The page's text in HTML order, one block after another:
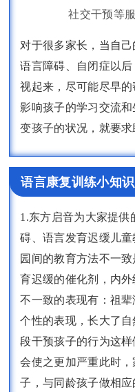
社交干预等
对于很多家长，当自己
语言障碍、自闭症以
视起来，尽可能尽早
影响孩子的学习交流
变孩子的状况，就要求
语言康复训练小知识
1.东方启音为大家提
碍、语言发育迟缓儿
园间的教育方法不一
育迟缓的催化剂，内
不一致的表现有：祖
个性的表现，长大了
段干预孩子的行为这
会使之更加严重此时
子，与同龄孩子做相